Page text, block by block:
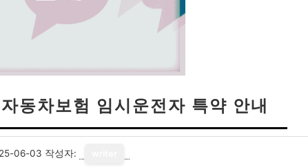
동차보험 임시운전자 특약 안내
06-03 작성자: